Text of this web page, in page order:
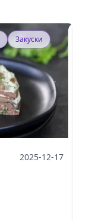
Закуски
2025-12-17